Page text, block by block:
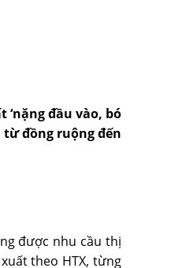
đầu vào, bó
từ đồng ruộng đến
được nhu cầu thị
theo HTX, từng